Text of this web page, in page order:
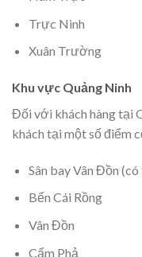
Trực Ninh
Xuân Trường
Khu vực Quảng Ninh
Đối với khách hàng tại
khách tại một số điểm
Sân bay Vân Đồn (có
Bến Cái Rồng
Vân Đồn
Cẩm Phả